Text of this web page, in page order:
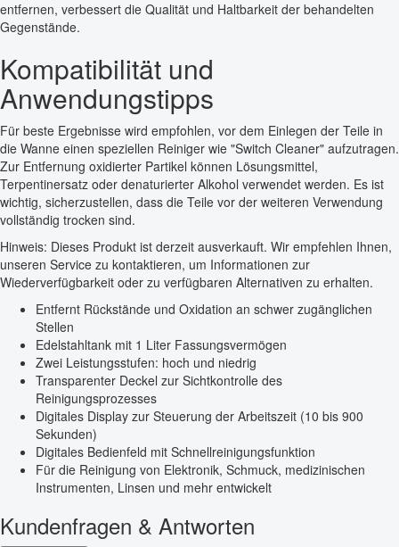
entfernen, verbessert die Qualität und Haltbarkeit der behandelten
Gegenstände.
Kompatibilität und
Anwendungstipps
Für beste Ergebnisse wird empfohlen, vor dem Einlegen der Teile in
die Wanne einen speziellen Reiniger wie "Switch Cleaner" aufzutragen.
Zur Entfernung oxidierter Partikel können Lösungsmittel,
Terpentinersatz oder denaturierter Alkohol verwendet werden. Es ist
wichtig, sicherzustellen, dass die Teile vor der weiteren Verwendung
vollständig trocken sind.
Hinweis: Dieses Produkt ist derzeit ausverkauft. Wir empfehlen Ihnen,
unseren Service zu kontaktieren, um Informationen zur
Wiederverfügbarkeit oder zu verfügbaren Alternativen zu erhalten.
Entfernt Rückstände und Oxidation an schwer zugänglichen
Stellen
Edelstahltank mit 1 Liter Fassungsvermögen
Zwei Leistungsstufen: hoch und niedrig
Transparenter Deckel zur Sichtkontrolle des
Reinigungsprozesses
Digitales Display zur Steuerung der Arbeitszeit (10 bis 900
Sekunden)
Digitales Bedienfeld mit Schnellreinigungsfunktion
Für die Reinigung von Elektronik, Schmuck, medizinischen
Instrumenten, Linsen und mehr entwickelt
Kundenfragen & Antworten